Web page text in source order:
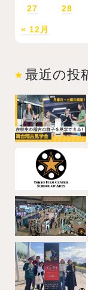
« 12月
27
28
最近の投